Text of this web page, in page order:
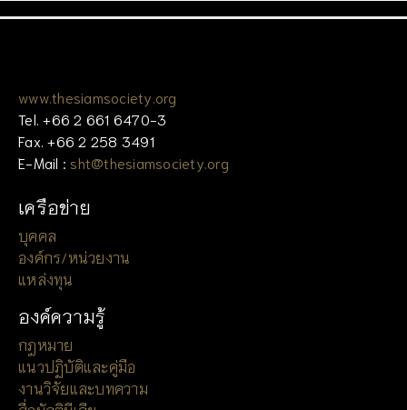
www.thesiamsociety.org
Tel. +66 2 661 6470-3
Fax. +66 2 258 3491
E-Mail : sht@thesiamsociety.org
เครือข่าย
บุคคล
องค์กร/หน่วยงาน
แหล่งทุน
องค์ความรู้
กฎหมาย
แนวปฏิบัติและคู่มือ
งานวิจัยและบทความ